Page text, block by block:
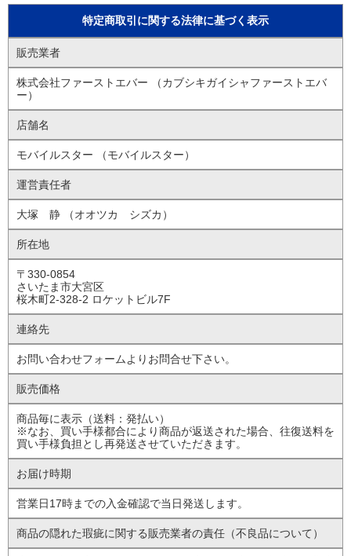
特定商取引に関する法律に基づく表示
販売業者
株式会社ファーストエバー （カブシキガイシャファーストエバ
ー）
店舗名
モバイルスター （モバイルスター）
運営責任者
大塚 静 （オオツカ シズカ）
所在地
〒330-0854
さいたま市大宮区
桜木町2-328-2 ロケットビル7F
連絡先
お問い合わせフォームよりお問合せ下さい。
販売価格
商品毎に表示（送料：発払い）
※なお、買い手様都合により商品が返送された場合、往復送料を
買い手様負担とし再発送させていただきます。
お届け時期
営業日17時までの入金確認で当日発送します。
商品の隠れた瑕疵に関する販売業者の責任 （不良品について）